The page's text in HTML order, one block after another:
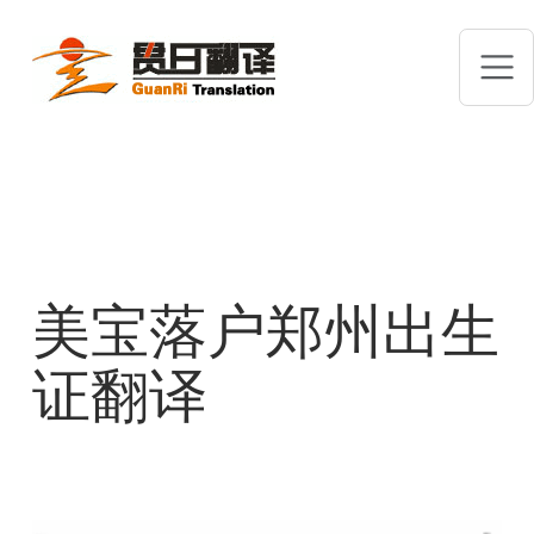
美宝落户郑州出生
证翻译